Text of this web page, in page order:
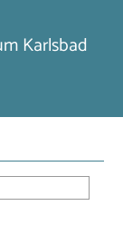
Karlsbad